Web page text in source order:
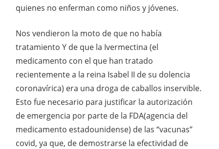
quienes no enferman como niños y jóvenes.
Nos vendieron la moto de que no había
tratamiento Y de que la Ivermectina (el
medicamento con el que han tratado
recientemente a la reina Isabel II de su dolencia
coronavírica) era una droga de caballos inservible.
Esto fue necesario para justificar la autorización
de emergencia por parte de la FDA(agencia del
medicamento estadounidense) de las “vacunas”
covid, ya que, de demostrarse la efectividad de